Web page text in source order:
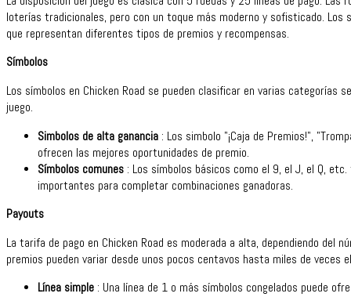
loterías tradicionales, pero con un toque más moderno y sofisticado. Los
que representan diferentes tipos de premios y recompensas.
Símbolos
Los símbolos en Chicken Road se pueden clasificar en varias categorías
juego.
Simbolos de alta ganancia : Los simbolo "¡Caja de Premios!",
ofrecen las mejores oportunidades de premio.
Símbolos comunes : Los símbolos básicos como el 9, el J, el Q,
importantes para completar combinaciones ganadoras.
Payouts
La tarifa de pago en Chicken Road es moderada a alta, dependiendo del
premios pueden variar desde unos pocos centavos hasta miles de veces
Línea simple : Una línea de 1 o más símbolos congelados puede